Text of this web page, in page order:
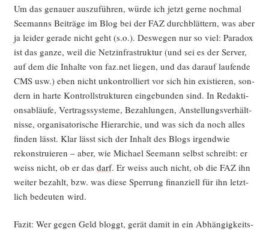
Um das genau­er aus­zu­füh­ren, wür­de ich jetzt ger­ne noch­mal
See­manns Bei­trä­ge im Blog bei der FAZ durch­blät­tern, was aber
ja lei­der gera­de nicht geht (s.o.). Des­we­gen nur so viel: Para­dox
ist das gan­ze, weil die Netz­in­fra­struk­tur (und sei es der Ser­ver,
auf dem die Inhal­te von faz.net lie­gen, und das dar­auf lau­fen­de
CMS usw.) eben nicht unkon­trol­liert vor sich hin exis­tie­ren, son­
dern in har­te Kon­troll­struk­tu­ren ein­ge­bun­den sind. In Redak­ti­
ons­ab­läu­fe, Ver­trags­sys­te­me, Bezah­lun­gen, Anstel­lungs­ver­hält­
nis­se, orga­ni­sa­to­ri­sche Hier­ar­chie, und was sich da noch alles
fin­den lässt. Klar lässt sich der Inhalt des Blogs irgend­wie
rekon­stru­ie­ren – aber, wie Micha­el See­mann selbst schreibt: er
weiss nicht, ob er das darf. Er weiss auch nicht, ob die FAZ ihn
wei­ter bezahlt, bzw. was die­se Sper­rung finan­zi­ell für ihn letzt­
lich bedeu­ten wird.
Fazit: Wer gegen Geld bloggt, gerät damit in ein Abhän­gig­keits­